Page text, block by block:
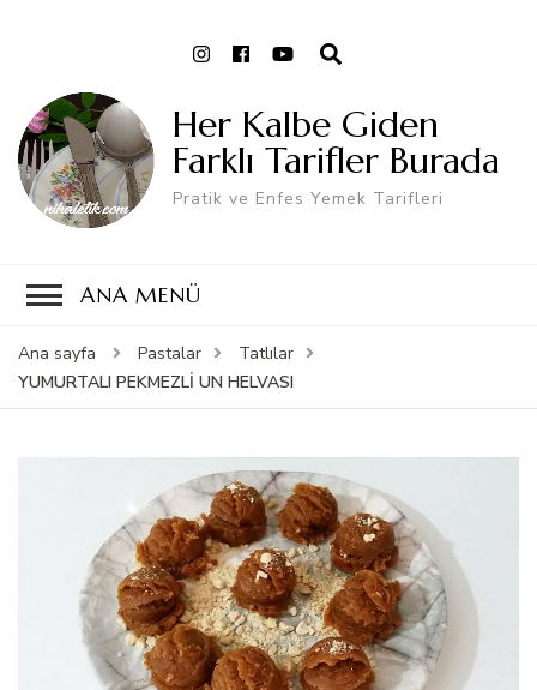
Her Kalbe Giden
Farklı Tarifler Burada
Pratik ve Enfes Yemek Tarifleri
ANA MENÜ
Ana sayfa Pastalar
Tatlılar
YUMURTALI PEKMEZLİ UN HELVASI